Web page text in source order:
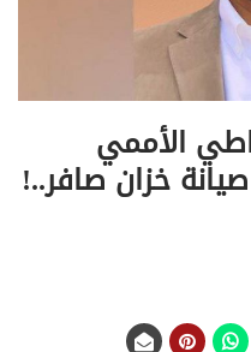
الأممي
خزان صافر..!